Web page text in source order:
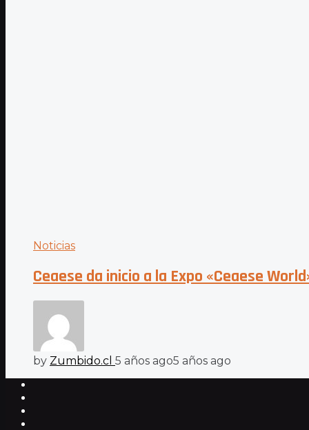
Noticias
Ceaese da inicio a la Expo «Ceaese
by Zumbido.cl 5 años ago5 años ago